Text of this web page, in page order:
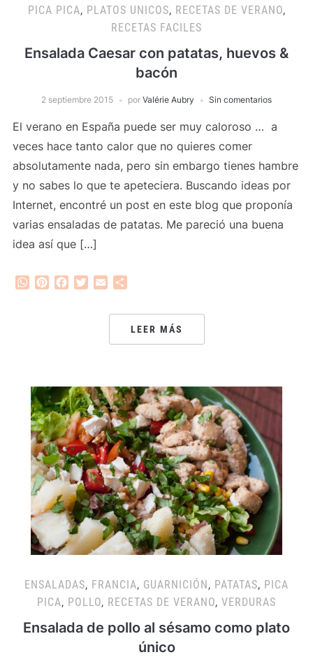
PICA PICA, PLATOS UNICOS, RECETAS DE VERANO,
RECETAS FACILES
Ensalada Caesar con patatas, huevos &
bacón
2 septiembre 2015 por Valérie Aubry Sin comentarios
El verano en España puede ser muy caloroso … a
veces hace tanto calor que no quieres comer
absolutamente nada, pero sin embargo tienes hambre
y no sabes lo que te apeteciera. Buscando ideas por
Internet, encontré un post en este blog que proponía
varias ensaladas de patatas. Me pareció una buena
idea así que […]
WhatsApp
PinterestFacebook
Twitter
Email
LEER MÁS
ENSALADAS, FRANCIA, GUARNICIÓN , PATATAS, PICA
PICA, POLLO, RECETAS DE VERANO, VERDURAS
Ensalada de pollo al sésamo como plato
único